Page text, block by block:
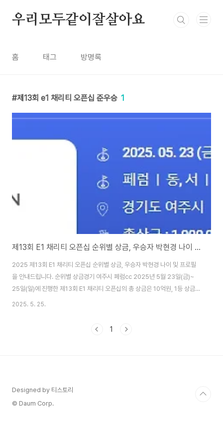
우리모두같이잘살아요
홈 태그 방명록
제13회 e1 채리티 오픈십 준우승 1
제13회 E1 채리티 오픈십 순위별 상금, 우승자 박현경 나이 및 프로필
2025 제13회 E1 채리티 오픈십 순위별 상금, 우승자 박현경 나이 및 프로필
을 안내드립니다. 순위별 상금경기 여주시 페럼cc 2025년 5월 23일(금)~
25일(일)에 진행한 제13회 E1 채리티 오픈십의 총 상금은 10억원, 1등 상금은
1억 8천만 원 입니다. 이번 우승자 박현경 프로는 1등 우승상금을 전액 기부하
경 선수 너무 축하드립니다. 👇준우승~60위 순위별 상금보기👇-순위별 상금
2025. 5. 25.
1
Designed by 티스토리
© Daum Corp.